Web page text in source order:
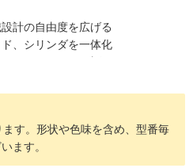
計の自由度を広げる
、シリンダを一体化
10、12、20（直径4.5、6、8、
ークセンサも選択可能
産ラインに対応
す。形状や色味を含め、型番毎
ます。